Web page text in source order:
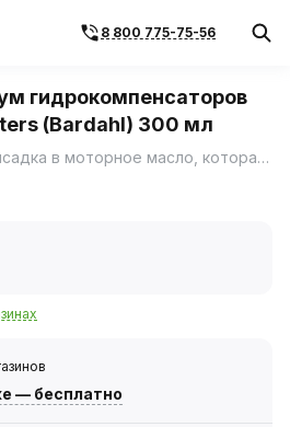
8 800 775-75-56
гидрокомпенсаторов
(Bardahl) 300 мл
Восстановительная присадка в моторное масло, которая содержит уникальную формулу Fullerene C60.
— бесплатно